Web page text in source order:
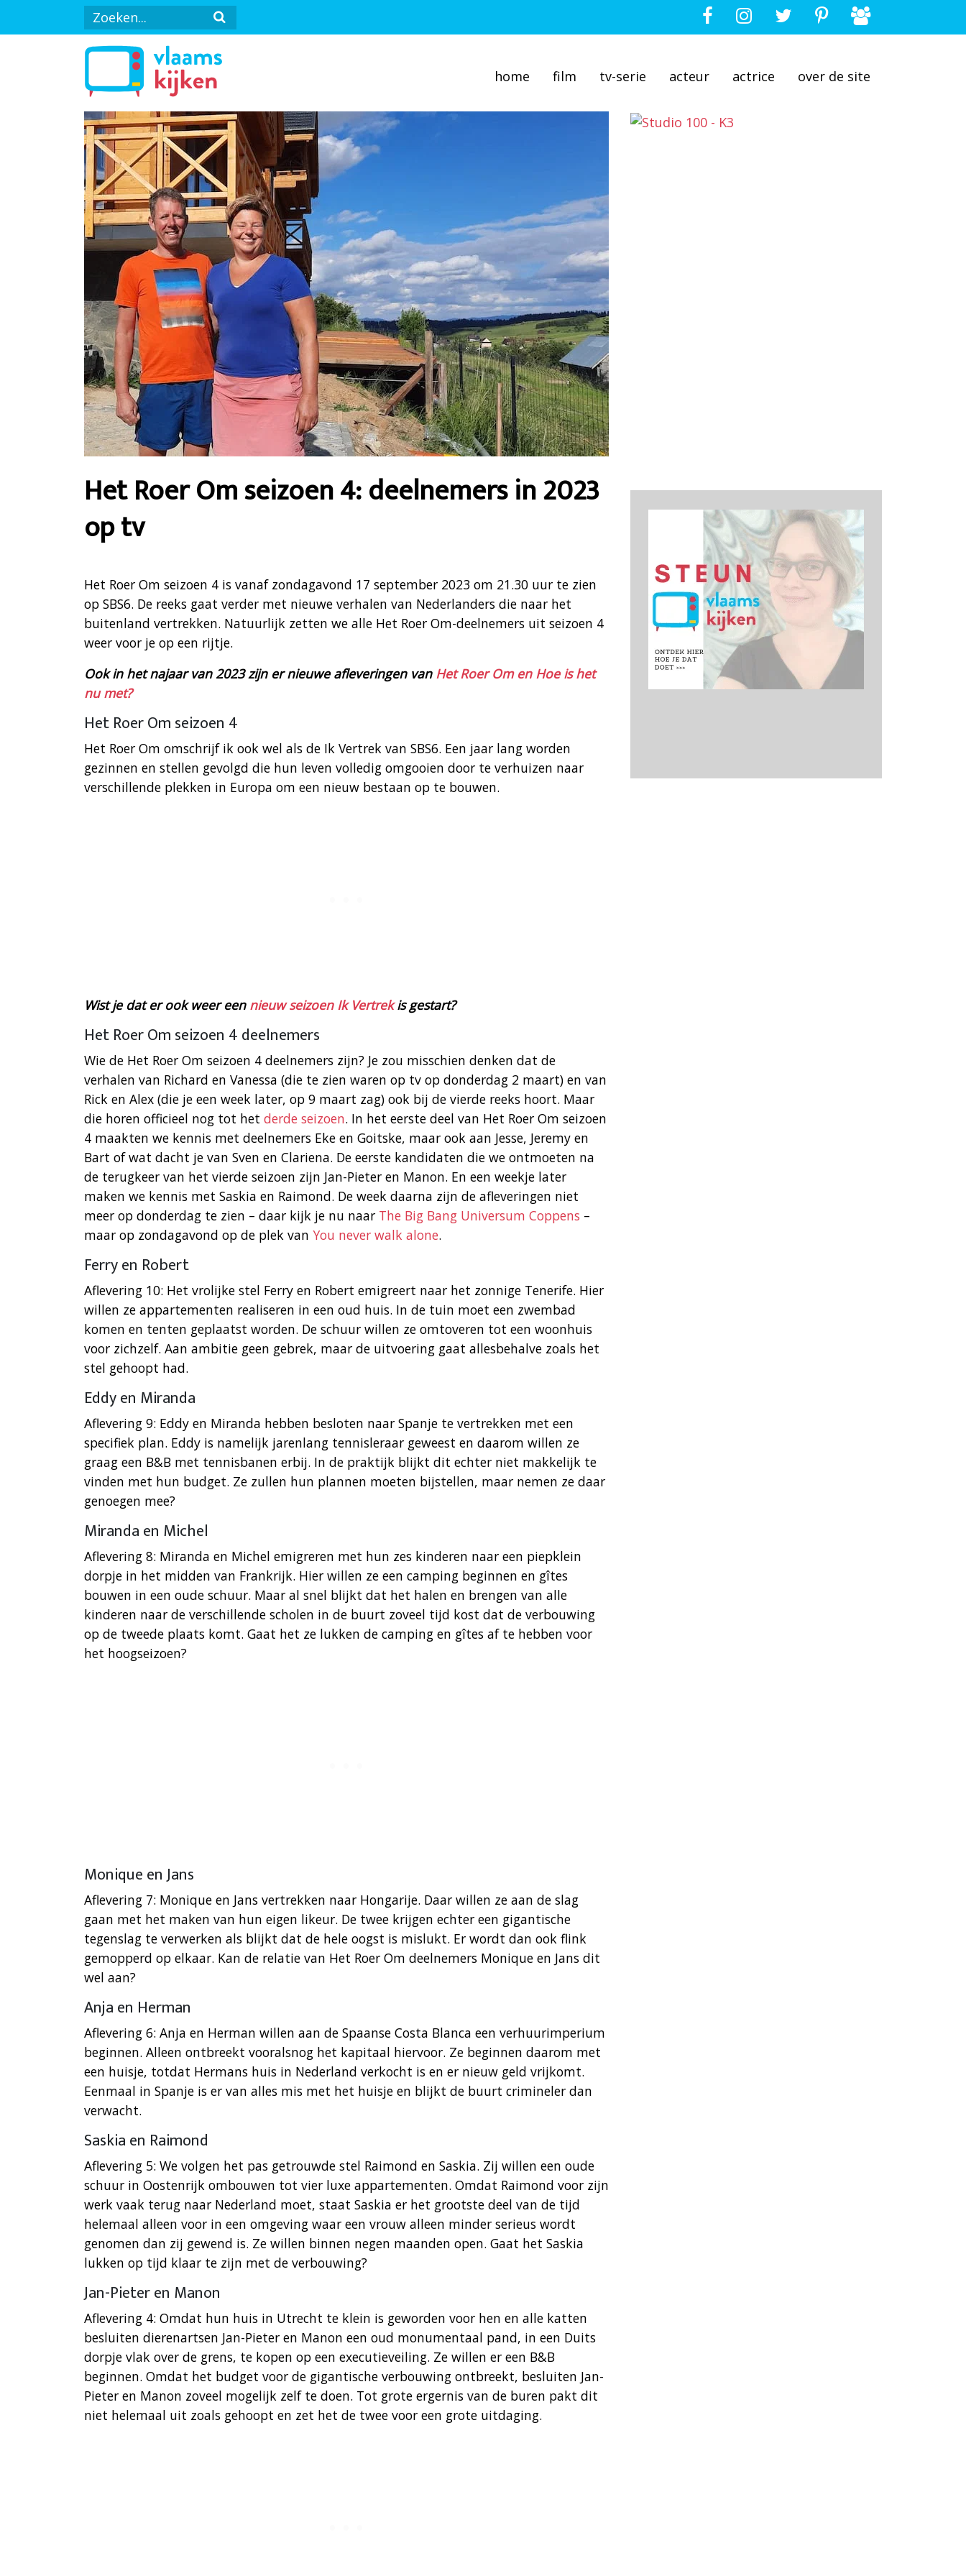
home film tv-serie acteur actrice over de site
Het Roer Om seizoen 4: deelnemers in 2023
op tv
Het Roer Om seizoen 4 is vanaf zondagavond 17 september 2023 om 21.30 uur te zien
op SBS6. De reeks gaat verder met nieuwe verhalen van Nederlanders die naar het
buitenland vertrekken. Natuurlijk zetten we alle Het Roer Om-deelnemers uit seizoen 4
weer voor je op een rijtje.
Ook in het najaar van 2023 zijn er nieuwe afleveringen van Het Roer Om en Hoe is het
nu met?
Het Roer Om seizoen 4
Het Roer Om omschrijf ik ook wel als de Ik Vertrek van SBS6. Een jaar lang worden
gezinnen en stellen gevolgd die hun leven volledig omgooien door te verhuizen naar
verschillende plekken in Europa om een nieuw bestaan op te bouwen.
Wist je dat er ook weer een nieuw seizoen Ik Vertrekis gestart?
Het Roer Om seizoen 4 deelnemers
Wie de Het Roer Om seizoen 4 deelnemers zijn? Je zou misschien denken dat de
verhalen van Richard en Vanessa (die te zien waren op tv op donderdag 2 maart) en van
Rick en Alex (die je een week later, op 9 maart zag) ook bij de vierde reeks hoort. Maar
die horen officieel nog tot het derde seizoen. In het eerste deel van Het Roer Om seizoen
4 maakten we kennis met deelnemers Eke en Goitske, maar ook aan Jesse, Jeremy en
Bart of wat dacht je van Sven en Clariena. De eerste kandidaten die we ontmoeten na
de terugkeer van het vierde seizoen zijn Jan-Pieter en Manon. En een weekje later
maken we kennis met Saskia en Raimond. De week daarna zijn de afleveringen niet
meer op donderdag te zien – daar kijk je nu naar The Big Bang Universum Coppens –
maar op zondagavond op de plek van You never walk alone.
Ferry en Robert
Aflevering 10: Het vrolijke stel Ferry en Robert emigreert naar het zonnige Tenerife. Hier
willen ze appartementen realiseren in een oud huis. In de tuin moet een zwembad
komen en tenten geplaatst worden. De schuur willen ze omtoveren tot een woonhuis
voor zichzelf. Aan ambitie geen gebrek, maar de uitvoering gaat allesbehalve zoals het
stel gehoopt had.
Eddy en Miranda
Aflevering 9: Eddy en Miranda hebben besloten naar Spanje te vertrekken met een
specifiek plan. Eddy is namelijk jarenlang tennisleraar geweest en daarom willen ze
graag een B&B met tennisbanen erbij. In de praktijk blijkt dit echter niet makkelijk te
vinden met hun budget. Ze zullen hun plannen moeten bijstellen, maar nemen ze daar
genoegen mee?
Miranda en Michel
Aflevering 8: Miranda en Michel emigreren met hun zes kinderen naar een piepklein
dorpje in het midden van Frankrijk. Hier willen ze een camping beginnen en gîtes
bouwen in een oude schuur. Maar al snel blijkt dat het halen en brengen van alle
kinderen naar de verschillende scholen in de buurt zoveel tijd kost dat de verbouwing
op de tweede plaats komt. Gaat het ze lukken de camping en gîtes af te hebben voor
het hoogseizoen?
Monique en Jans
Aflevering 7: Monique en Jans vertrekken naar Hongarije. Daar willen ze aan de slag
gaan met het maken van hun eigen likeur. De twee krijgen echter een gigantische
tegenslag te verwerken als blijkt dat de hele oogst is mislukt. Er wordt dan ook flink
gemopperd op elkaar. Kan de relatie van Het Roer Om deelnemers Monique en Jans dit
wel aan?
Anja en Herman
Aflevering 6: Anja en Herman willen aan de Spaanse Costa Blanca een verhuurimperium
beginnen. Alleen ontbreekt vooralsnog het kapitaal hiervoor. Ze beginnen daarom met
een huisje, totdat Hermans huis in Nederland verkocht is en er nieuw geld vrijkomt.
Eenmaal in Spanje is er van alles mis met het huisje en blijkt de buurt crimineler dan
verwacht.
Saskia en Raimond
Aflevering 5: We volgen het pas getrouwde stel Raimond en Saskia. Zij willen een oude
schuur in Oostenrijk ombouwen tot vier luxe appartementen. Omdat Raimond voor zijn
werk vaak terug naar Nederland moet, staat Saskia er het grootste deel van de tijd
helemaal alleen voor in een omgeving waar een vrouw alleen minder serieus wordt
genomen dan zij gewend is. Ze willen binnen negen maanden open. Gaat het Saskia
lukken op tijd klaar te zijn met de verbouwing?
Jan-Pieter en Manon
Aflevering 4: Omdat hun huis in Utrecht te klein is geworden voor hen en alle katten
besluiten dierenartsen Jan-Pieter en Manon een oud monumentaal pand, in een Duits
dorpje vlak over de grens, te kopen op een executieveiling. Ze willen er een B&B
beginnen. Omdat het budget voor de gigantische verbouwing ontbreekt, besluiten Jan-
Pieter en Manon zoveel mogelijk zelf te doen. Tot grote ergernis van de buren pakt dit
niet helemaal uit zoals gehoopt en zet het de twee voor een grote uitdaging.